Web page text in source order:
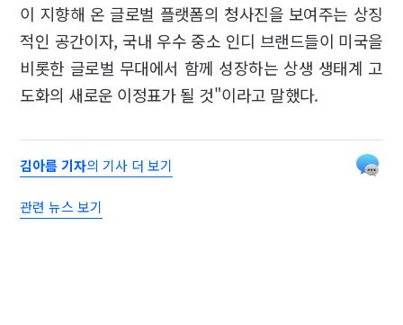
이 지향해 온 글로벌 플랫폼의 청사진을 보여주는 상징
적인 공간이자, 국내 우수 중소 인디 브랜드들이 미국을
비롯한 글로벌 무대에서 함께 성장하는 상생 생태계 고
도화의 새로운 이정표가 될 것"이라고 말했다.
김아름 기자의 기사 더 보기
관련 뉴스 보기